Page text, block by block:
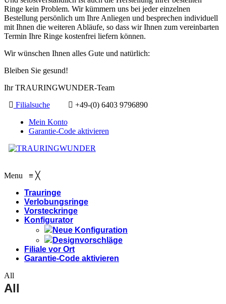
Ringe kein Problem. Wir kümmern uns bei jeder einzelnen
Bestellung persönlich um Ihre Anliegen und besprechen individuell
mit Ihnen die weiteren Abläufe, so dass wir Ihnen zum vereinbarten
Termin Ihre Ringe kostenfrei liefern können.
Wir wünschen Ihnen alles Gute und natürlich:
Bleiben Sie gesund!
Ihr TRAURINGWUNDER-Team
Filialsuche
+49-(0) 6403 9796890
Mein Konto
Garantie-Code aktivieren
Menu ≡ ╳
Trauringe
Verlobungsringe
Vorsteckringe
Konfigurator
Neue Konfiguration
Designvorschläge
Filiale vor Ort
Garantie-Code aktivieren
All
All